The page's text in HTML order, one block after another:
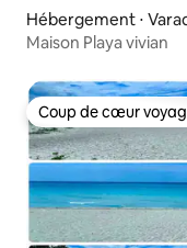
Hébergement ⋅
Maison Playa vivian
Coup de cœur
Coup de cœur